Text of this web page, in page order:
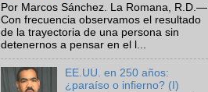
Por Marcos Sánchez. La Romana, R.D.—
Con frecuencia observamos el resultado
de la trayectoria de una persona sin
detenernos a pensar en el l...
EE.UU. en 250 años:
¿paraíso o infierno? (I)